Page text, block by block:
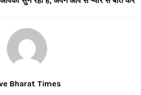
Bharat Times